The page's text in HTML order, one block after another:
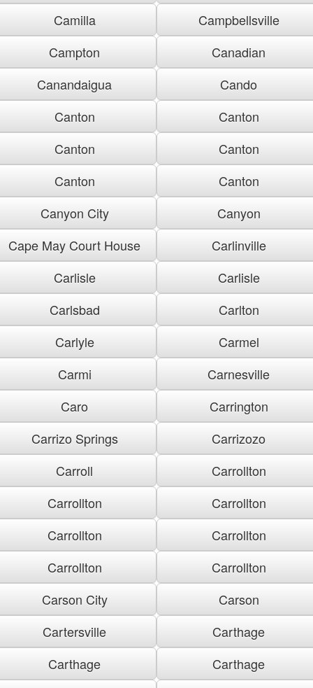
Camilla
Campbellsville
Campton
Canadian
Canandaigua
Cando
Canton
Canton
Canton
Canton
Canton
Canton
Canyon City
Canyon
Cape May Court House
Carlinville
Carlisle
Carlisle
Carlsbad
Carlton
Carlyle
Carmel
Carmi
Carnesville
Caro
Carrington
Carrizo Springs
Carrizozo
Carroll
Carrollton
Carrollton
Carrollton
Carrollton
Carrollton
Carrollton
Carrollton
Carson City
Carson
Cartersville
Carthage
Carthage
Carthage